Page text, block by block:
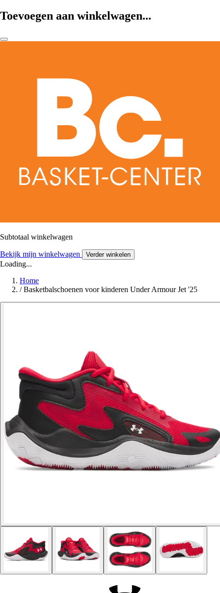
Toevoegen aan winkelwagen...
Subtotaal winkelwagen
Bekijk mijn winkelwagen Verder winkelen
Loading...
Home
/ Basketbalschoenen voor kinderen Under Armour Jet '25